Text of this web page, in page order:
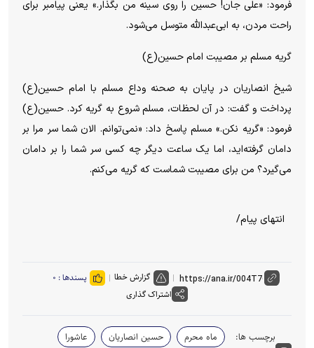
فرمود: «علی جان! حسین را روی سینه من بگذار.» یعنی پیامبر برای
راحت مردن، به ابی‌عبدالله متوسل می‌شود.
گریه مسلم بر مصیبت امام حسین(ع)
شیخ انصاریان در پایان به صحنه وداع مسلم با امام حسین(ع)
پرداخت و گفت: در آن لحظات، مسلم شروع به گریه کرد. حسین(ع)
فرمود: «گریه نکن.» مسلم پاسخ داد: «نمی‌توانم. الان شما سر مرا بر
دامان گرفته‌اید، اما یک ساعت دیگر چه کسی سر شما را بر دامان
می‌گیرد؟ من برای مصیبت شماست که گریه می‌کنم.
انتهای پیام/
گزارش خطا پسندها : ۰
اشتراک گذاری
برچسب ها: ماه محرم حسین انصاریان
عاشورا